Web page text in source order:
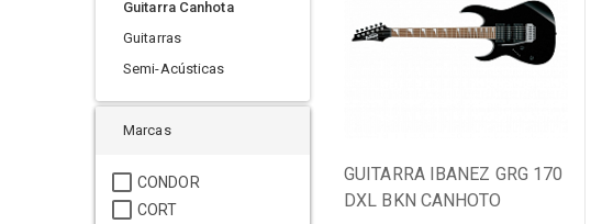
Interfaces de Audio
Mesas
[+] Ver todos
BAIXOS
Amplificadores
VIOLÕES
Acessórios
Cabos
Capas / Cases
Guitarra Canhota
Guitarras
Semi-Acústicas
Marcas
CONDOR
CORT
GUITARRA IBANEZ GRG 170
DXL BKN CANHOTO